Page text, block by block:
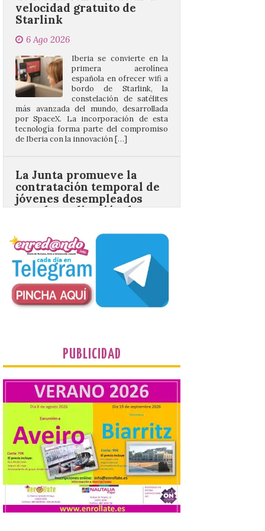
6 Ago 2026
constelación de satélites
más avanzada del mundo, desarrollada
por SpaceX. La incorporación de esta
tecnología forma parte del compromiso
de Iberia con la innovación […]
La Junta promueve la
para la realización de
obras y servicios de
interés general y social
con más de 8,7 millones de
6 Ago 2026
La Consejería de
Industria, Universidades,
Empleo y Comercio
destina 8,75 millones de
euros al programa JOVEL
2026, cofinanciado por el Fondo Social
Nacional de […]
En la Comarca de Liébana
tienes 6 rincones únicos
para ver el Eclipse de Sol
6 Ago 2026
Miradores naturales,
pueblos con alma y
paisajes de leyenda
convierten la Comarca de
Liébana en uno de los
destinos más bonitos para disfrutar de
este fenómeno astronómico único. Un
PUBLICIDAD